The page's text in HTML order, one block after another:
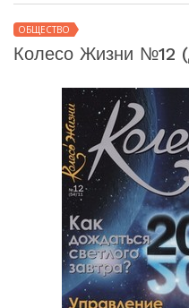
ОБЩЕСТВО
Колесо Жизни №12